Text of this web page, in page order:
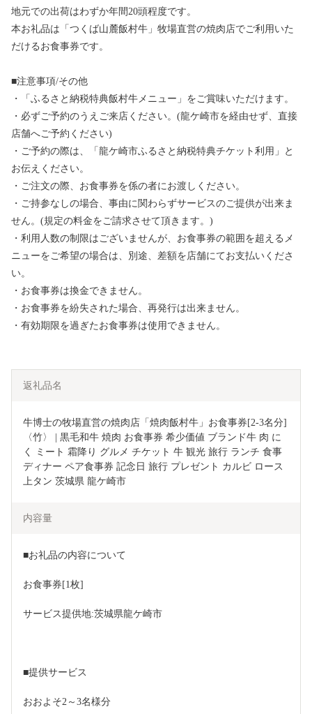
地元での出荷はわずか年間20頭程度です。
本お礼品は「つくば山麓飯村牛」牧場直営の焼肉店でご利用いた
だけるお食事券です。
■注意事項/その他
・「ふるさと納税特典飯村牛メニュー」をご賞味いただけます。
・必ずご予約のうえご来店ください。(龍ケ崎市を経由せず、直接
店舗へご予約ください)
・ご予約の際は、「龍ケ崎市ふるさと納税特典チケット利用」と
お伝えください。
・ご注文の際、お食事券を係の者にお渡しください。
・ご持参なしの場合、事由に関わらずサービスのご提供が出来ま
せん。(規定の料金をご請求させて頂きます。)
・利用人数の制限はございませんが、お食事券の範囲を超えるメ
ニューをご希望の場合は、別途、差額を店舗にてお支払いくださ
い。
・お食事券は換金できません。
・お食事券を紛失された場合、再発行は出来ません。
・有効期限を過ぎたお食事券は使用できません。
返礼品名
牛博士の牧場直営の焼肉店「焼肉飯村牛」お食事券[2-3名分]
〈竹〉 | 黒毛和牛 焼肉 お食事券 希少価値 ブランド牛 肉 に
く ミート 霜降り グルメ チケット 牛 観光 旅行 ランチ 食事
ディナー ペア食事券 記念日 旅行 プレゼント カルビ ロース
上タン 茨城県 龍ケ崎市
内容量
■お礼品の内容について
お食事券[1枚]
サービス提供地:茨城県龍ケ崎市
■提供サービス
おおよそ2～3名様分